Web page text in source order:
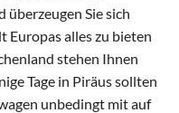
Sie sich
Europas alles zu bieten
stehen Ihnen
Tage in Piräus sollten
unbedingt mit auf